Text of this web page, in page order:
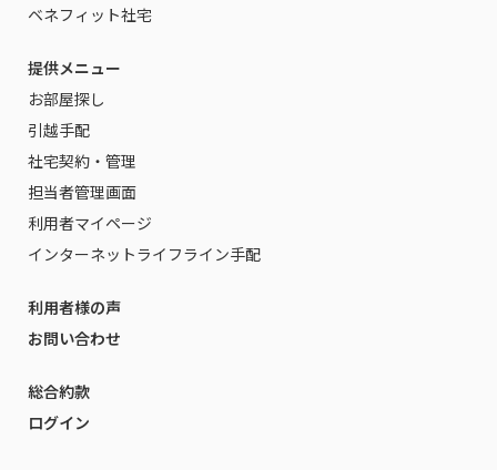
ベネフィット社宅
提供メニュー
お部屋探し
引越手配
社宅契約・管理
担当者管理画面
利用者マイページ
インターネットライフライン手配
利用者様の声
お問い合わせ
総合約款
ログイン